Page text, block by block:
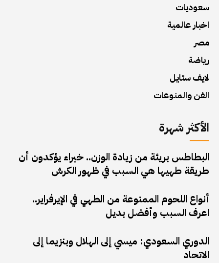
سعوديات
اخبار عالمية
مصر
رياضة
لايف ستايل
الفن والمنوعات
الأكثر شهرة
البطاطس بريئة من زيادة الوزن.. خبراء يؤكدون أن
طريقة طهيها هي السبب في ظهور الكرش
أنواع اللحوم الممنوعة من الطهي في الإيرفراير..
اعرف السبب وأفضل بديل
الدوري السعودي: ميسي إلى الهلال وبنزيما إلى
الاتحاد